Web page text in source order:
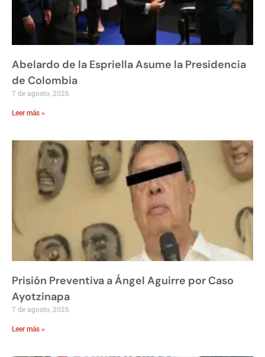
Abelardo de la Espriella Asume la Presidencia
de Colombia
7 de agosto, 2026
Leer más »
Prisión Preventiva a Ángel Aguirre por Caso
Ayotzinapa
7 de agosto, 2026
Leer más »